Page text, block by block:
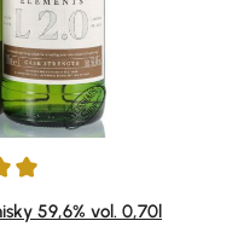
5 von 5 Sternen
59,6% vol. 0,70l